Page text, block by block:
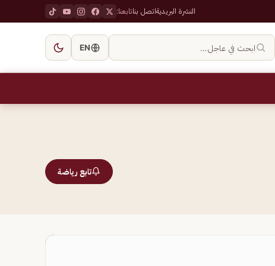
النشرة البريديةاتصل بناتابعنا:
ابحث في عاجل… EN
تابع رياضة